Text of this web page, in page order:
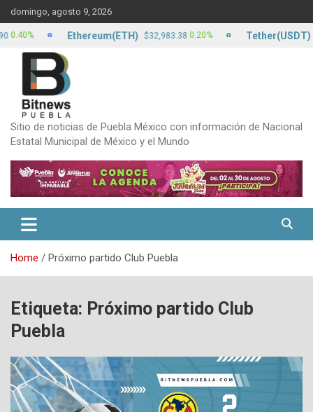
Skip
to
content
domingo, agosto 9, 2026
Sitio de noticias de Puebla México con información de Nacional
Estatal Municipal de México y el Mundo
Home Próximo partido Club Puebla
Etiqueta: Próximo partido Club
Puebla
Ethereum(ETH) $32,983.38 0.20% Tether(USDT)